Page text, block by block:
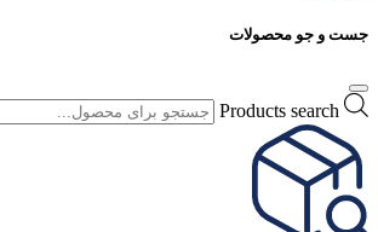
جست و جو محصولات
Products search